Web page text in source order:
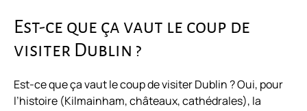
Est-ce que ça vaut le coup de
visiter Dublin ?
Est-ce que ça vaut le coup de visiter Dublin ? Oui, pour
l’histoire (Kilmainham, châteaux, cathédrales), la